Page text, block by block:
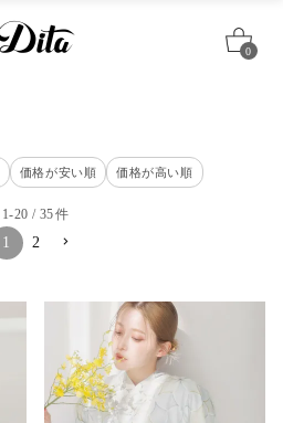
0
価格が安い順 価格が高い順
35
1-20
1 2